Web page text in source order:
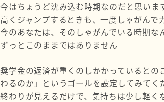
今はちょうど沈み込む時期なのだと思いま
高くジャンプするときも、一度しゃがんで
今のあなたは、そのしゃがんでいる時期な
ずっとこのままではありません
奨学金の返済が重くのしかかっていると
わるのか」というゴールを設定してみてく
終わりが見えるだけで、気持ちは少し軽く